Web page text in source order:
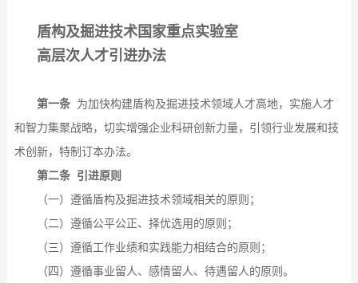
盾构及掘进技术国家重点实验室
高层次人才引进办法
第一条 为加快构建盾构及掘进技术领域人才高地，实施人才
和智力集聚战略，切实增强企业科研创新力量，引领行业发展和技
术创新，特制订本办法。
第二条 引进原则
（一）遵循盾构及掘进技术领域相关的原则；
（二）遵循公平公正、择优选用的原则；
（三）遵循工作业绩和实践能力相结合的原则；
（四）遵循事业留人、感情留人、待遇留人的原则。